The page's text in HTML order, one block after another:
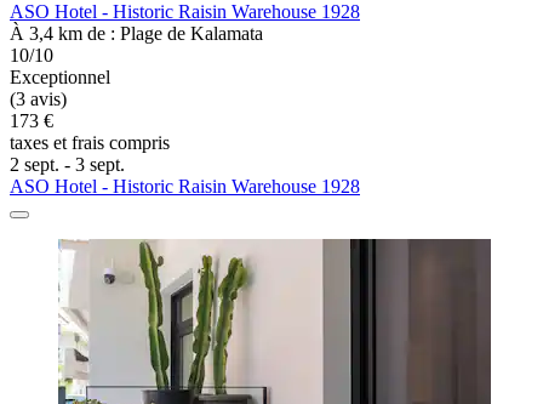
ASO Hotel - Historic Raisin Warehouse 1928
À 3,4 km de : Plage de Kalamata
10/10
Exceptionnel
(3 avis)
173 €
taxes et frais compris
2 sept. - 3 sept.
ASO Hotel - Historic Raisin Warehouse 1928